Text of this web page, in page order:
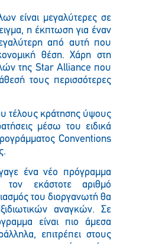
είναι μεγαλύτερες σε
η έκπτωση για έναν
από αυτή που
θέση. Χάρη στη
της Star Alliance που
τους περισσότερες
τέλους κράτησης ύψους
μέσω του ειδικά
Conventions
ένα νέο πρόγραμμα
εκάστοτε αριθμό
του διοργανωτή θα
αναγκών. Σε
είναι πιο άμεσα
επιτρέπει στους